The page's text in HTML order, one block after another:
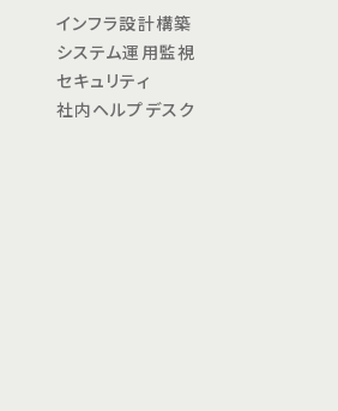
インフラ設計構築
システム運用監視
セキュリティ
社内ヘルプデスク